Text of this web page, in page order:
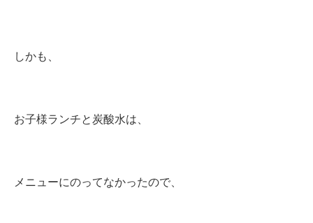
しかも、
お子様ランチと炭酸水は、
メニューにのってなかったので、